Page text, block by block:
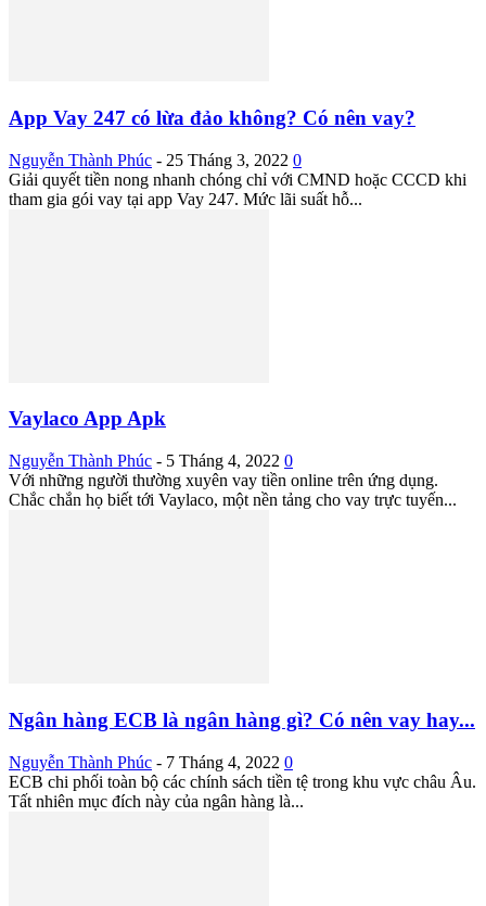
App Vay 247 có lừa đảo không? Có nên vay?
Nguyễn Thành Phúc - 25 Tháng 3, 2022 0
Giải quyết tiền nong nhanh chóng chỉ với CMND hoặc CCCD khi
tham gia gói vay tại app Vay 247. Mức lãi suất hỗ...
Vaylaco App Apk
Nguyễn Thành Phúc - 5 Tháng 4, 2022 0
Với những người thường xuyên vay tiền online trên ứng dụng.
Chắc chắn họ biết tới Vaylaco, một nền tảng cho vay trực tuyến...
Ngân hàng ECB là ngân hàng gì? Có nên vay hay...
Nguyễn Thành Phúc - 7 Tháng 4, 2022 0
ECB chi phối toàn bộ các chính sách tiền tệ trong khu vực châu Âu.
Tất nhiên mục đích này của ngân hàng là...